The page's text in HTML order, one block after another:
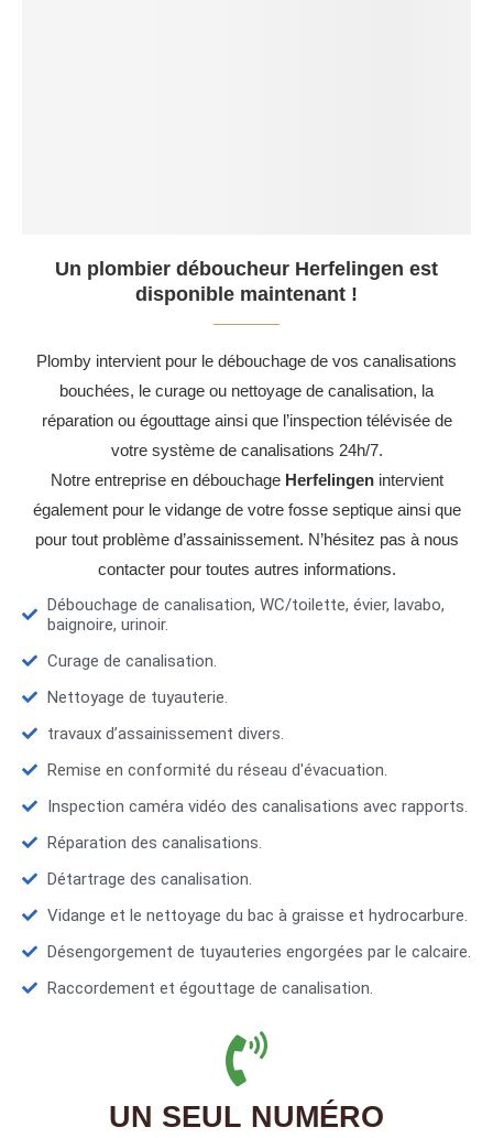
Un plombier déboucheur Herfelingen est
disponible maintenant !
Plomby intervient pour le débouchage de vos canalisations
bouchées, le curage ou nettoyage de canalisation, la
réparation ou égouttage ainsi que l’inspection télévisée de
votre système de canalisations 24h/7.
Notre entreprise en débouchage Herfelingenintervient
également pour le vidange de votre fosse septique ainsi que
pour tout problème d’assainissement. N’hésitez pas à nous
contacter pour toutes autres informations.
Débouchage de canalisation, WC/toilette, évier, lavabo,
baignoire, urinoir.
Curage de canalisation.
Nettoyage de tuyauterie.
travaux d’assainissement divers.
Remise en conformité du réseau d'évacuation.
Inspection caméra vidéo des canalisations avec rapports.
Réparation des canalisations.
Détartrage des canalisation.
Vidange et le nettoyage du bac à graisse et hydrocarbure.
Désengorgement de tuyauteries engorgées par le calcaire.
Raccordement et égouttage de canalisation.
UN SEUL NUMÉRO